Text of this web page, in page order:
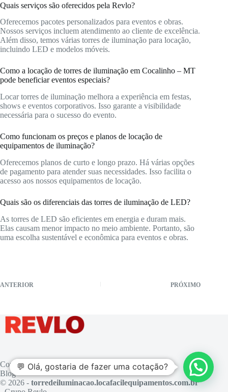
Quais serviços são oferecidos pela Revlo?
Oferecemos pacotes personalizados para eventos e obras.
Nossos serviços incluem atendimento ao cliente de excelência.
Além disso, temos várias torres de iluminação para locação,
incluindo LED e modelos móveis.
Como a locação de torres de iluminação em Cocalinho – MT
pode beneficiar eventos especiais?
Locar torres de iluminação melhora a experiência em festas,
shows e eventos corporativos. Isso garante a visibilidade
necessária para o sucesso do evento.
Como funcionam os preços e planos de locação de
equipamentos de iluminação?
Oferecemos planos de curto e longo prazo. Há várias opções
de pagamento para atender suas necessidades. Isso facilita o
acesso aos nossos equipamentos de locação.
Quais são os diferenciais das torres de iluminação de LED?
As torres de LED são eficientes em energia e duram mais.
Elas causam menor impacto no meio ambiente. Portanto, são
uma escolha sustentável e econômica para eventos e obras.
ANTERIOR PRÓXIMO
Contato
Blog
© 2026 - torredeiluminacao.locafacilequipamentos.com.br
💬 Olá, gostaria de fazer uma cotação?